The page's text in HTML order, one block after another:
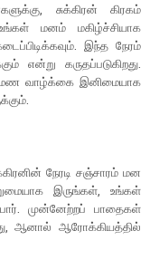
சுக்கிரன் கிரகம்
மனம் மகிழ்ச்சியாக
இந்த நேரம்
கருதப்படுகிறது.
வாழ்க்கை இனிமையாக
நேரடி சஞ்சாரம் மன
இருங்கள், உங்கள்
முன்னேற்றப் பாதைகள்
ஆனால் ஆரோக்கியத்தில்